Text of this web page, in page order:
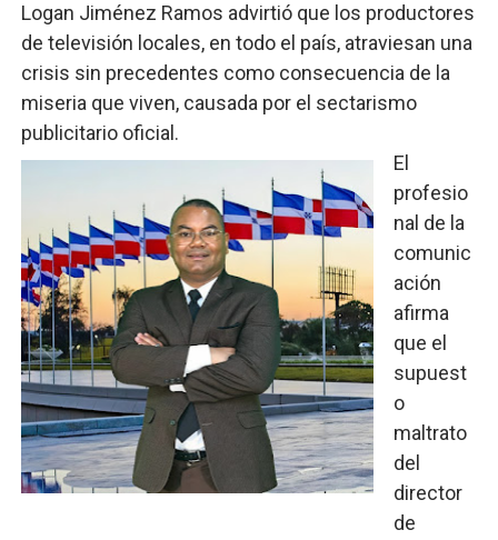
El PRM renueva su cúpula directiva: Luis Abinader
Fellito Suberví inspecciona obras en las “villas” y
Comedores Comunitarios de DASAC garantizan
UNTC inicia ofensiva para recuperar fuerza gremial
PRM escogerá este domingo su nueva cúpula
Candidato a presidente del Colegio de Notarios hace
Logan Jiménez Ramos advirtió que los productores
de televisión locales, en todo el país, atraviesan una
crisis sin precedentes como consecuencia de la
miseria que viven, causada por el sectarismo
publicitario oficial.
El
profesio
nal de la
comunic
ación
afirma
que el
supuest
o
maltrato
del
director
de